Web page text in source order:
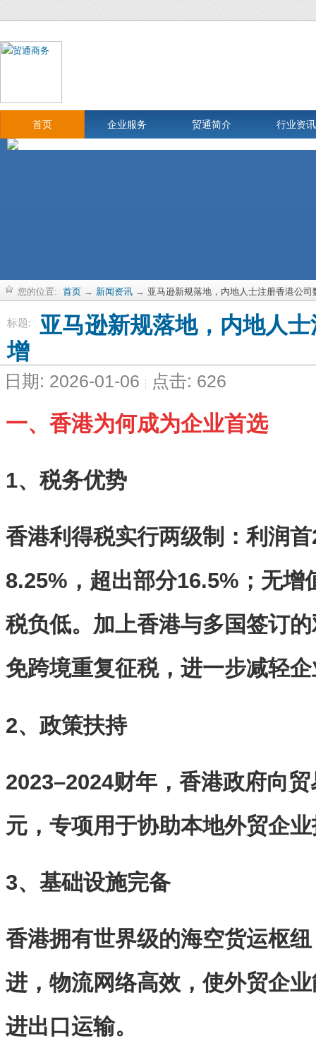
首页 企业服务 贸通简介 行业资讯
您的位置: 首页 → 新闻资讯 → 亚马逊新规落地，内地人士注册香港公司
标题:
亚马逊新规落地，内地人
增
日期: 2026-01-06 点击: 626
一、香港为何成为企业首选
1、税务优势
香港利得税实行两级制：利润
8.25%，超出部分16.5%；无增
税负低。加上香港与多国签订的
免跨境重复征税，进一步减轻
2、政策扶持
2023–2024财年，香港政府向
元，专项用于协助本地外贸企
3、基础设施完备
香港拥有世界级的海空货运枢
进，物流网络高效，使外贸企
进出口运输。